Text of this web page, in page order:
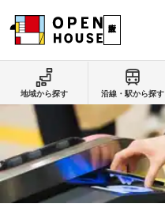
地域から探す 沿線・駅から探す